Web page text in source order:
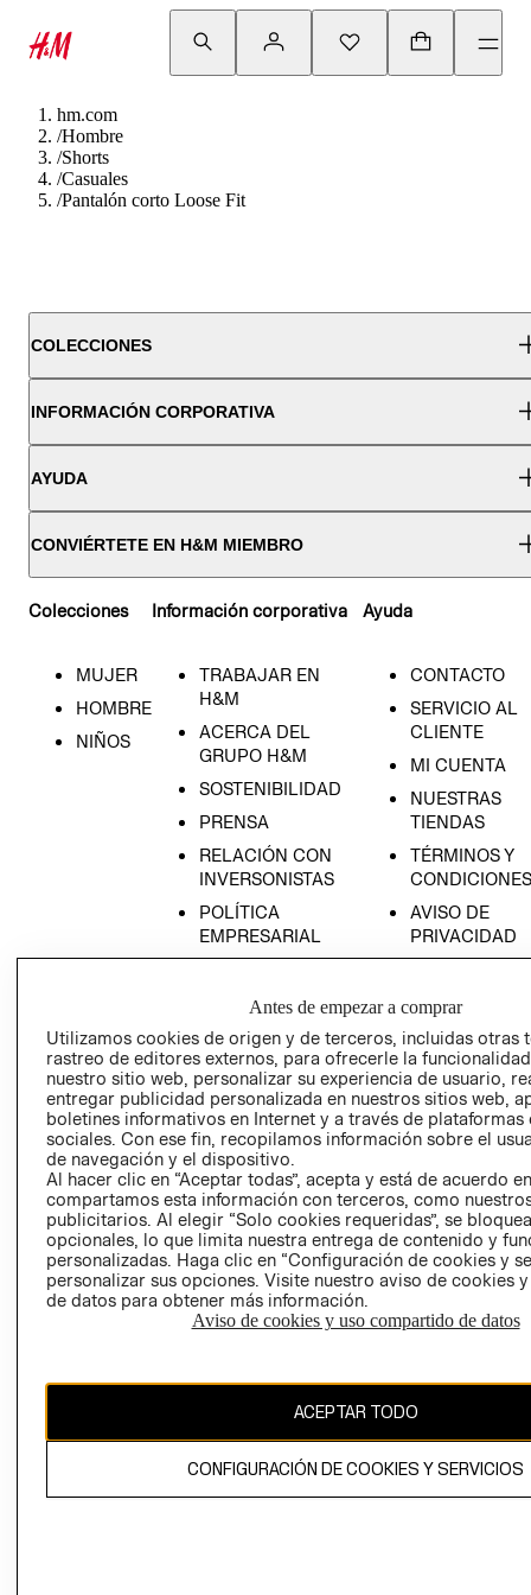
hm.com
/Hombre
/Shorts
/Casuales
/Pantalón corto Loose Fit
COLECCIONES
INFORMACIÓN CORPORATIVA
AYUDA
CONVIÉRTETE EN H&M MIEMBRO
Colecciones
MUJER
HOMBRE
NIÑOS
Información corporativa
TRABAJAR EN
H&M
ACERCA DEL
GRUPO H&M
SOSTENIBILIDAD
PRENSA
RELACIÓN CON
INVERSONISTAS
POLÍTICA
EMPRESARIAL
Ayuda
CONTACTO
SERVICIO AL
CLIENTE
MI CUENTA
NUESTRAS
TIENDAS
TÉRMINOS Y
CONDICIONES
AVISO DE
PRIVACIDAD
AVISO DE
LIBRO DE
Ecuador ($)
CAMBIAR REGIÓN
propiedad de H&M Hennes & Mauritz AB.
Antes de empezar a comprar
Utilizamos cookies de origen y de terceros, incluidas otras
rastreo de editores externos, para ofrecerle la
nuestro sitio web, personalizar su experiencia de usuario,
entregar publicidad personalizada en nuestros sitios web,
boletines informativos en Internet y a través de plataformas
sociales. Con ese fin, recopilamos información sobre el
de navegación y el dispositivo.
Al hacer clic en “Aceptar todas”, acepta y está de acuerdo
compartamos esta información con terceros, como
publicitarios. Al elegir “Solo cookies requeridas”, se
opcionales, lo que limita nuestra entrega de contenido y
personalizadas. Haga clic en “Configuración de cookies y
personalizar sus opciones. Visite nuestro aviso de cookies
de datos para obtener más información.
Aviso de cookies y uso compartido de datos
ACEPTAR TODO
CONFIGURACIÓN DE COOKIES Y SERVICIOS